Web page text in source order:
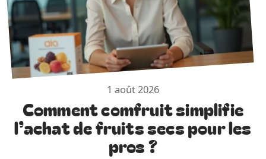
1 août 2026
Comment comfruit simplifie
l’achat de fruits secs pour les
pros ?